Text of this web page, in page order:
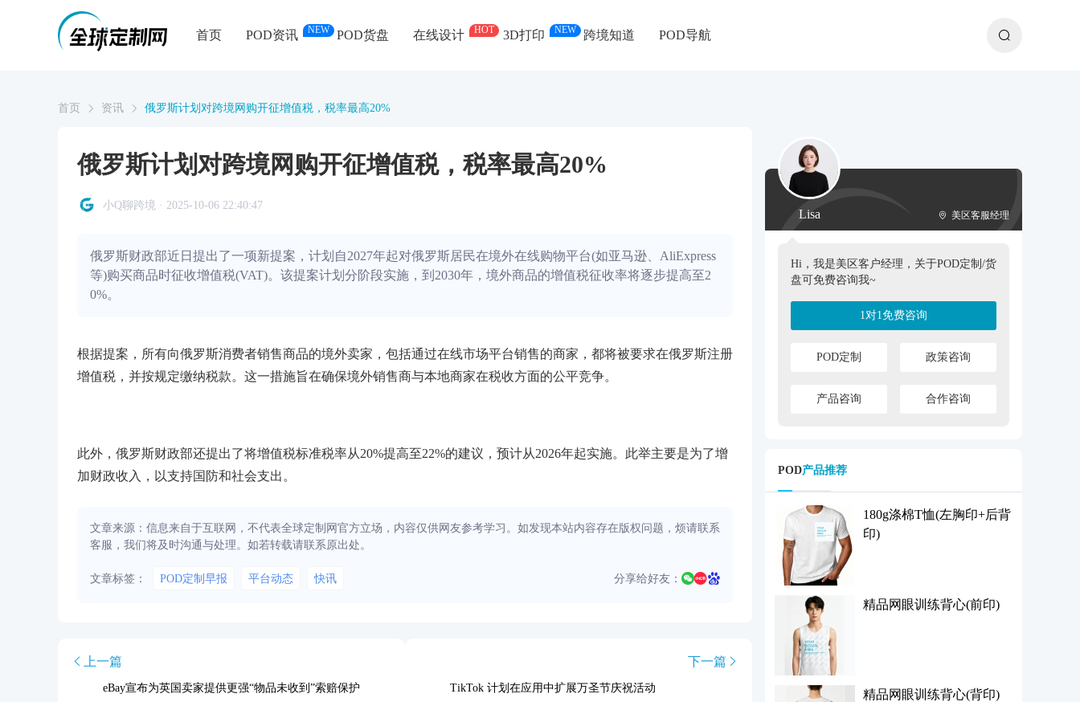
首页 POD资讯 NEW POD货盘 在线设计 HOT 3D打印 NEW 跨境知道 POD导航
首页 资讯 俄罗斯计划对跨境网购开征增值税，税率最高20%
俄罗斯计划对跨境网购开征增值税，税率最高20%
小Q聊跨境 · 2025-10-06 22:40:47
俄罗斯财政部近日提出了一项新提案，计划自2027年起对俄罗斯居民在境外在线购物平台(如亚马逊、AliExpress
等)购买商品时征收增值税(VAT)。该提案计划分阶段实施，到2030年，境外商品的增值税征收率将逐步提高至2
0%。
根据提案，所有向俄罗斯消费者销售商品的境外卖家，包括通过在线市场平台销售的商家，都将被要求在俄罗斯注册
增值税，并按规定缴纳税款。这一措施旨在确保境外销售商与本地商家在税收方面的公平竞争。
此外，俄罗斯财政部还提出了将增值税标准税率从20%提高至22%的建议，预计从2026年起实施。此举主要是为了增
加财政收入，以支持国防和社会支出。
文章来源：信息来自于互联网，不代表全球定制网官方立场，内容仅供网友参考学习。如发现本站内容存在版权问题，烦请联系
客服，我们将及时沟通与处理。如若转载请联系原出处。
文章标签： POD定制早报 平台动态 快讯 分享给好友：
上一篇
eBay宣布为英国卖家提供更强“物品未收到”索赔保护
下一篇
TikTok 计划在应用中扩展万圣节庆祝活动
Lisa 美区客服经理
Hi，我是美区客户经理，关于POD定制/货
盘可免费咨询我~
1对1免费咨询
POD定制 政策咨询
产品咨询 合作咨询
POD产品推荐
180g涤棉T恤(左胸印+后背
印)
精品网眼训练背心(前印)
精品网眼训练背心(背印)